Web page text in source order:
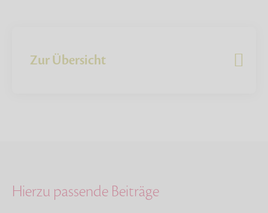
Zur Übersicht
Hierzu passende Beiträge